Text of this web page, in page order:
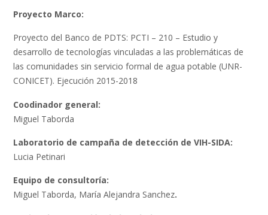
Proyecto Marco:
Proyecto del Banco de PDTS: PCTI – 210 – Estudio y
desarrollo de tecnologías vinculadas a las problemáticas de
las comunidades sin servicio formal de agua potable (UNR-
CONICET). Ejecución 2015-2018
Coodinador general:
Miguel Taborda
Laboratorio de campaña de detección de VIH-SIDA:
Lucia Petinari
Equipo de consultoría:
Miguel Taborda, María Alejandra Sanchez.